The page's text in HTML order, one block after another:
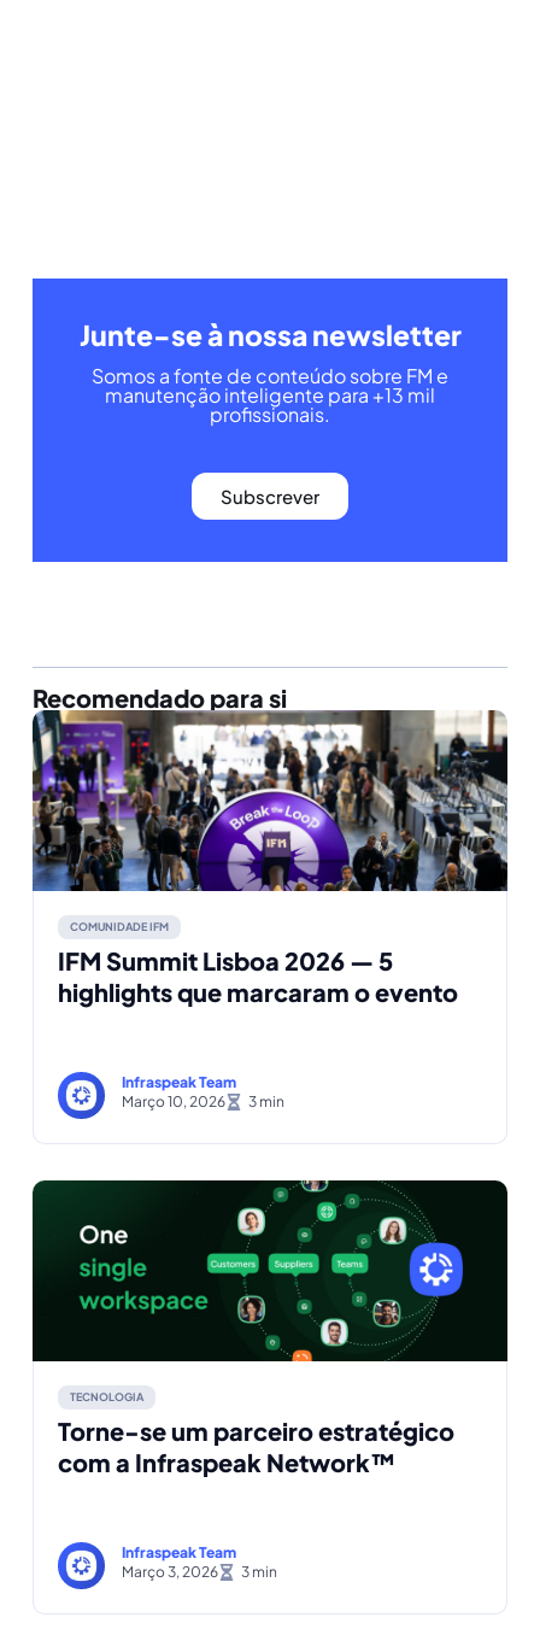
Junte-se à nossa newsletter
Somos a fonte de conteúdo sobre FM e
manutenção inteligente para +13 mil
profissionais.
Subscrever
Recomendado para si
COMUNIDADE IFM
IFM Summit Lisboa 2026 — 5
highlights que marcaram o evento
Infraspeak Team
Março 10, 2026
TECNOLOGIA
Torne-se um parceiro estratégico
com a Infraspeak Network™
Infraspeak Team
Março 3, 2026